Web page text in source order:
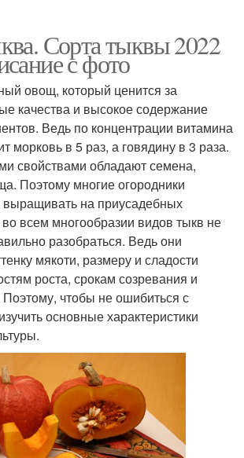
Сорта тыквы 2022
с фото
овощ, который ценится за
качества и высокое содержание
Ведь по концентрации витамина
морковь в 5 раз, а говядину в 3 раза.
свойствами обладают семена,
Поэтому многие огородники
выращивать на приусадебных
всем многообразии видов тыкв не
разобраться. Ведь они
мякоти, размеру и сладости
роста, срокам созревания и
чтобы не ошибиться с
основные характеристики